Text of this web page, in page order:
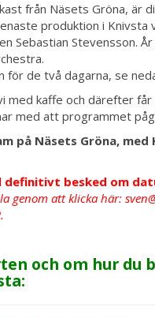
från Näsets Gröna, är
produktion i
Sebastian Stevensson.
för de två dagarna, se
med kaffe och därefter
med att programmet
på Näsets Gröna,
definitivt besked om
genom att klicka här:
och om hur